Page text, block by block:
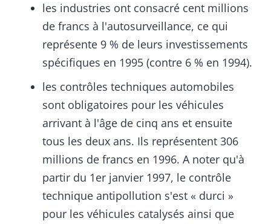
les industries ont consacré cent millions
de francs à l'autosurveillance, ce qui
représente 9 % de leurs investissements
spécifiques en 1995 (contre 6 % en 1994).
les contrôles techniques automobiles
sont obligatoires pour les véhicules
arrivant à l'âge de cinq ans et ensuite
tous les deux ans. Ils représentent 306
millions de francs en 1996. A noter qu'à
partir du 1er janvier 1997, le contrôle
technique antipollution s'est « durci »
pour les véhicules catalysés ainsi que